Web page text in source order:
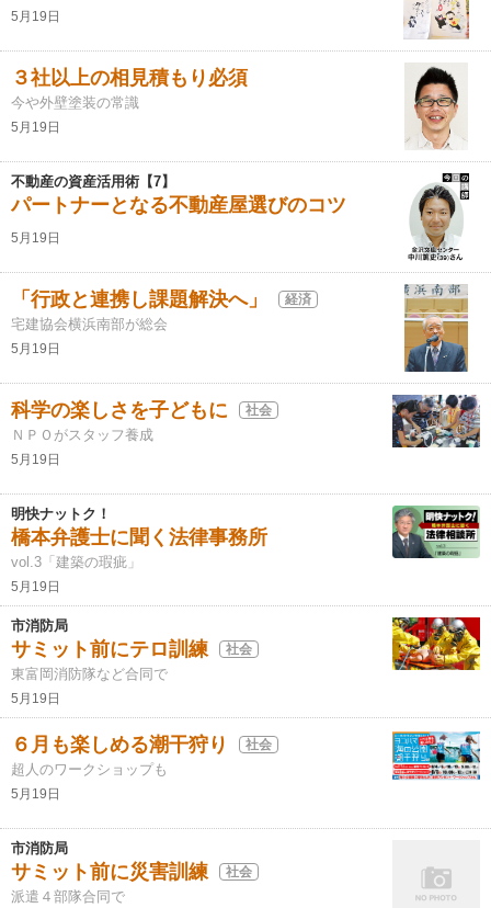
5月19日
３社以上の相見積もり必須
今や外壁塗装の常識
5月19日
不動産の資産活用術【7】
パートナーとなる不動産屋選びのコツ
5月19日
「行政と連携し課題解決へ」 経済
宅建協会横浜南部が総会
5月19日
科学の楽しさを子どもに 社会
ＮＰＯがスタッフ養成
5月19日
明快ナットク！
橋本弁護士に聞く法律事務所
vol.3「建築の瑕疵」
5月19日
市消防局
サミット前にテロ訓練 社会
東富岡消防隊など合同で
5月19日
６月も楽しめる潮干狩り 社会
超人のワークショップも
5月19日
市消防局
サミット前に災害訓練 社会
派遣４部隊合同で